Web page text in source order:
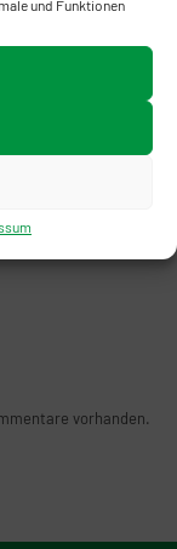
und Funktionen
mit anderen
vorhanden.